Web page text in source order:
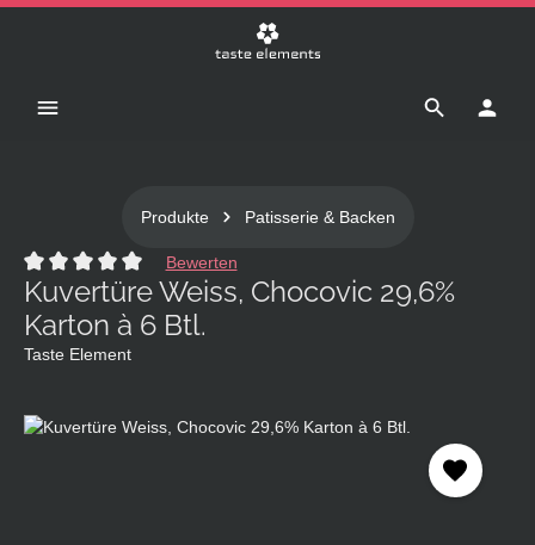
Produkte Patisserie & Backen
Durchschnittliche Bewertung von 0 von 5 Sternen
Bewerten
Kuvertüre Weiss, Chocovic 29,6%
Karton à 6 Btl.
Taste Element
Bildergalerie überspringen